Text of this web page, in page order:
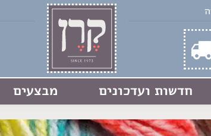
חדשות ועדכונים מבצעים